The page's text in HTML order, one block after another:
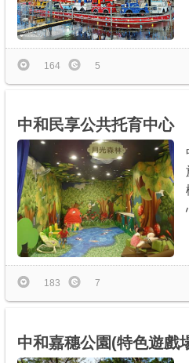
164 5
中和民享公共托育中心
183 7
中和嘉穗公園(特色遊戲